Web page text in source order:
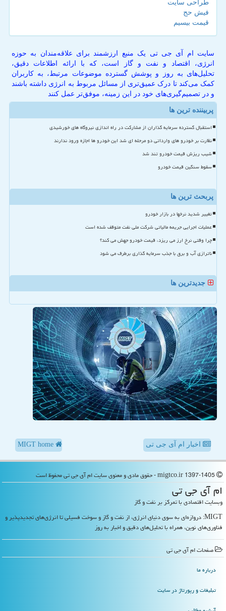
طراحی سایت
فیش حج
قیمت بیسیم
سایت ام آی جی تی یک منبع ارزشمند برای علاقه‌مندان به حوزه
انرژی، اقتصاد و نفت و گاز است، که با ارائه اطلاعات دقیق،
تحلیل‌های به روز و پوشش گسترده موضوعات مرتبط، به کاربران
کمک می‌کند تا درک عمیق‌تری از مسائل مربوط به انرژی داشته باشند
و در تصمیم‌گیری‌های خود در این زمینه، موفق‌تر عمل کنند
پربیننده ترین ها
استقبال گسترده سرمایه گذاران از مشارکت در راه اندازی نیروگاه های خورشیدی
نظارت بر خودرو های وارداتی دو مرحله ای شد این خودرو ها اجازه ورود ندارند
شیب ریزش قیمت خودرو تند شد
سقوط سنگین قیمت خودرو
پربحث ترین ها
تغییر شدید نرخها در بازار خودرو
عملیات اجرایی جریمه مالیاتی شرکت ملی نفت متوقف شده است
چرا وقتی نرخ ارز می ریزد، قیمت خودرو جهش می کند؟
ناترازی آب و برق با جذب سرمایه گذاری برطرف می شود
جدیدترین ها
اخبار ام آی جی تی
ام آی جی تی
وبسایت اقتصادی با تمرکز بر نفت و گاز
MIGT: دروازه‌ای به سوی دنیای انرژی، از نفت و گاز و سوخت فسیلی تا انرژی‌های تجدیدپذیر و
فناوری‌های نوین، همراه با تحلیل‌های دقیق و اخبار به روز
صفحات ام آی جی تی
درباره ما
تبلیغات و رپورتاژ در سایت